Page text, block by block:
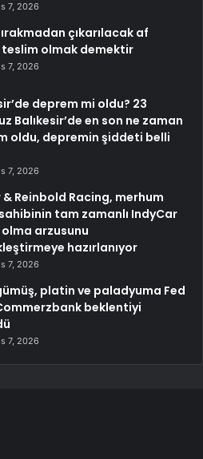
7, 2026
çıkarılacak af
olmak demektir
7, 2026
deprem mi oldu? 23
Balıkesir’de en son ne zaman
oldu, depremin şiddeti belli
7, 2026
& Reinbold Racing, merhum
tam zamanlı IndyCar
olma arzusunu
hazırlanıyor
7, 2026
platin ve paladyuma Fed
beklentiyi
7, 2026